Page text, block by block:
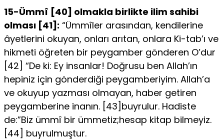
15-Ümmî [40] olmakla birlikte ilim sahibi
olması [41]: “Ümmîler arasından, kendilerine
âyetlerini okuyan, onları arıtan, onlara Ki-tab’ı ve
hikmeti öğreten bir peygamber gönderen O’dur
[42] “De ki: Ey insanlar! Doğrusu ben Allah’ın
hepiniz için gönderdiği peygamberi­yim. Allah’a
ve okuyup yazması olmayan, haber getiren
peygamberine inanın. [43]buyrulur. Hadiste
de:”Biz ümmî bir ümmetiz;hesap ki­tap bilmeyiz.
[44] buyrulmuştur.